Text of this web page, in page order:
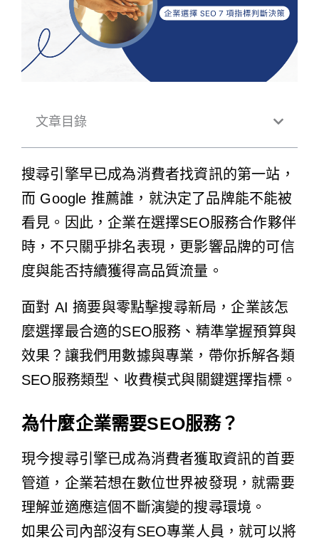
文章目錄
搜尋引擎早已成為消費者找資訊的第一站，
而 Google 推薦誰，就決定了品牌能不能被
看見。因此，企業在選擇SEO服務合作夥伴
時，不只關乎排名表現，更影響品牌的可信
度與能否持續獲得高品質流量。
面對 AI 摘要與零點擊搜尋新局，企業該怎
麼選擇最合適的SEO服務、精準掌握預算與
效果？讓我們用數據與專業，帶你拆解各類
SEO服務類型、收費模式與關鍵選擇指標。
為什麼企業需要SEO服務？
現今搜尋引擎已成為消費者獲取資訊的首要
管道，企業若想在數位世界被發現，就需要
理解並適應這個不斷演變的搜尋環境。
如果公司內部沒有SEO專業人員，就可以將